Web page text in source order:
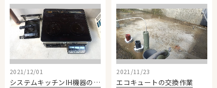
2021/12/01
システムキッチンIH機器の交換
2021/11/23
エコキュートの交換作業